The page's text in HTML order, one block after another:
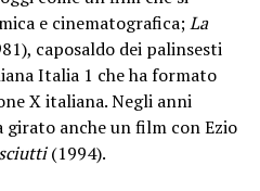
e cinematografica;La
caposaldo dei palinsesti
Italia 1 che ha formato
X italiana. Negli anni
anche un film con Ezio
(1994).